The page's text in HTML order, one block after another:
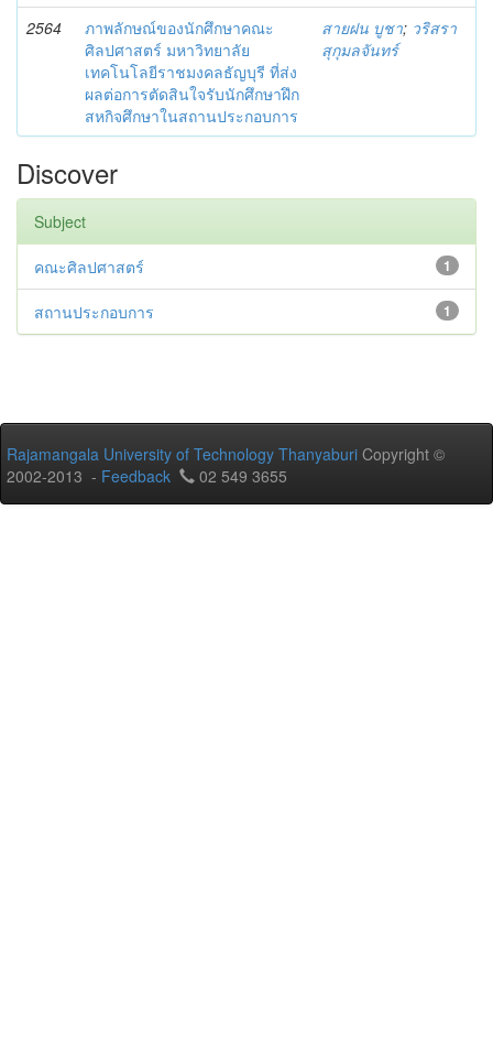
2564
ภาพลักษณ์ของนักศึกษาคณะ
ศิลปศาสตร์ มหาวิทยาลัย
เทคโนโลยีราชมงคลธัญบุรี ที่ส่ง
ผลต่อการตัดสินใจรับนักศึกษาฝึก
สหกิจศึกษาในสถานประกอบการ
สายฝน บูชา; วริสรา
สุกุมลจันทร์
Discover
Subject
1
คณะศิลปศาสตร์
1
สถานประกอบการ
Rajamangala University of Technology Thanyaburi Copyright ©
2002-2013 - Feedback 02 549 3655